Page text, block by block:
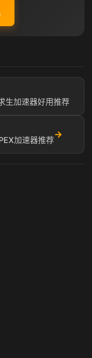
生加速器好用推荐
加速器推荐
→